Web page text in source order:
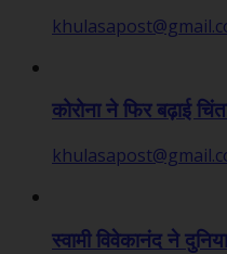
कोरोना ने फिर बढ़ाई
स्वामी विवेकानंद ने